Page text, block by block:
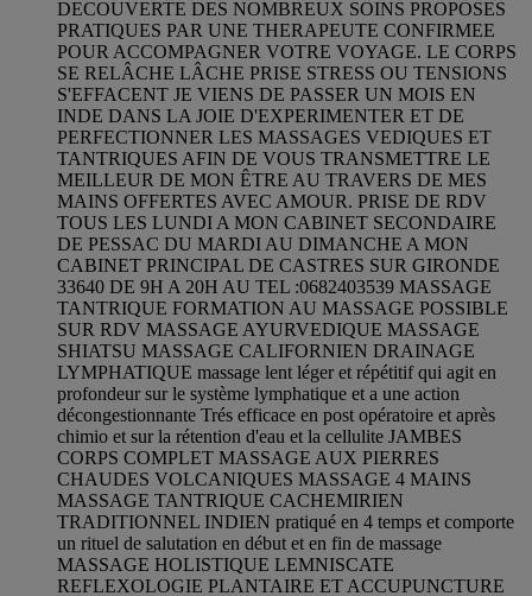
DECOUVERTE DES NOMBREUX SOINS PROPOSES
PRATIQUES PAR UNE THERAPEUTE CONFIRMEE
POUR ACCOMPAGNER VOTRE VOYAGE. LE CORPS
SE RELÂCHE LÂCHE PRISE STRESS OU TENSIONS
S'EFFACENT JE VIENS DE PASSER UN MOIS EN
INDE DANS LA JOIE D'EXPERIMENTER ET DE
PERFECTIONNER LES MASSAGES VEDIQUES ET
TANTRIQUES AFIN DE VOUS TRANSMETTRE LE
MEILLEUR DE MON ÊTRE AU TRAVERS DE MES
MAINS OFFERTES AVEC AMOUR. PRISE DE RDV
TOUS LES LUNDI A MON CABINET SECONDAIRE
DE PESSAC DU MARDI AU DIMANCHE A MON
CABINET PRINCIPAL DE CASTRES SUR GIRONDE
33640 DE 9H A 20H AU TEL :0682403539 MASSAGE
TANTRIQUE FORMATION AU MASSAGE POSSIBLE
SUR RDV MASSAGE AYURVEDIQUE MASSAGE
SHIATSU MASSAGE CALIFORNIEN DRAINAGE
LYMPHATIQUE massage lent léger et répétitif qui agit en
profondeur sur le système lymphatique et a une action
décongestionnante Trés efficace en post opératoire et après
chimio et sur la rétention d'eau et la cellulite JAMBES
CORPS COMPLET MASSAGE AUX PIERRES
CHAUDES VOLCANIQUES MASSAGE 4 MAINS
MASSAGE TANTRIQUE CACHEMIRIEN
TRADITIONNEL INDIEN pratiqué en 4 temps et comporte
un rituel de salutation en début et en fin de massage
MASSAGE HOLISTIQUE LEMNISCATE
REFLEXOLOGIE PLANTAIRE ET ACCUPUNCTURE